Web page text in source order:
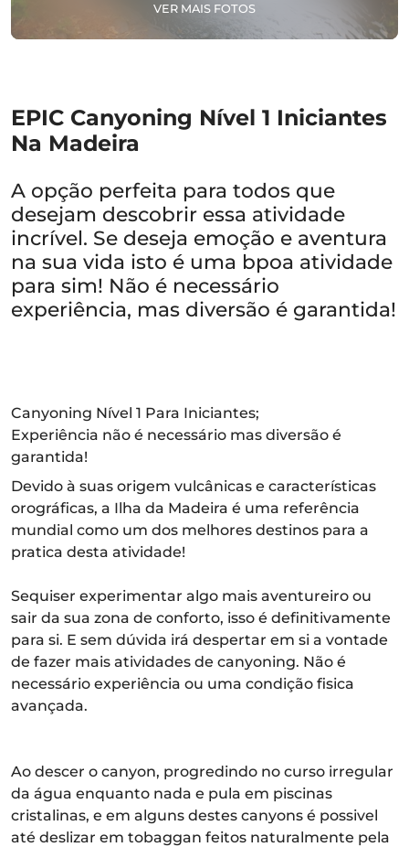
VER MAIS FOTOS
EPIC Canyoning Nível 1 Iniciantes
Na Madeira
A opção perfeita para todos que
desejam descobrir essa atividade
incrível. Se deseja emoção e aventura
na sua vida isto é uma bpoa atividade
para sim! Não é necessário
experiência, mas diversão é garantida!
Canyoning Nível 1 Para Iniciantes;
Experiência não é necessário mas diversão é
garantida!
Devido à suas origem vulcânicas e características
orográficas, a Ilha da Madeira é uma referência
mundial como um dos melhores destinos para a
pratica desta atividade!
Sequiser experimentar algo mais aventureiro ou
sair da sua zona de conforto, isso é definitivamente
para si. E sem dúvida irá despertar em si a vontade
de fazer mais atividades de canyoning. Não é
necessário experiência ou uma condição fisica
avançada.
Ao descer o canyon, progredindo no curso irregular
da água enquanto nada e pula em piscinas
cristalinas, e em alguns destes canyons é possivel
até deslizar em tobaggan feitos naturalmente pela